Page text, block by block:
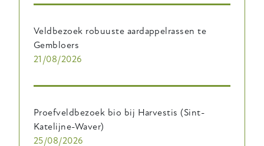
Veldbezoek robuuste aardappelrassen te
Gembloers
21/08/2026
Proefveldbezoek bio bij Harvestis (Sint-
Katelijne-Waver)
25/08/2026